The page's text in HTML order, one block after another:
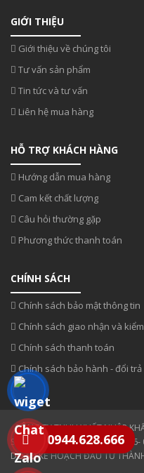
GIỚI THIỆU
Giới thiệu về chúng tôi
Tư vấn sản phẩm
Tin tức và tư vấn
Liên hệ mua hàng
HỖ TRỢ KHÁCH HÀNG
Hướng dẫn mua hàng
Cam kết chất lượng
Câu hỏi thường gặp
Phương thức thanh toán
CHÍNH SÁCH
Chính sách bảo mật thông tin
Chính sách giao nhận và
Chính sách thanh toán
Chính sách bảo hành - đổi trả
CÔNG TY TNHH XUẤT NHẬP
SĐT: 0354 808 808-
DO SỞ KẾ HOẠCH ĐẦU TƯ
0944.628.666